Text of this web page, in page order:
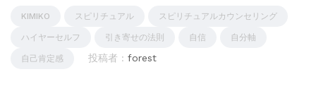
KIMIKO スピリチュアル スピリチュアルカウンセリング
ハイヤーセルフ 引き寄せの法則 自信 自分軸
自己肯定感 投稿者 : forest